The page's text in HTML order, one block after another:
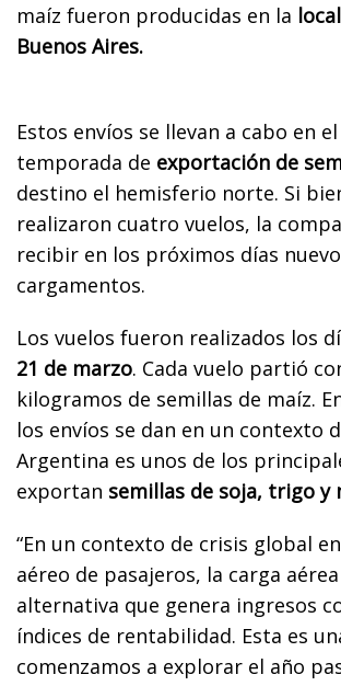
maíz fueron producidas en la
Buenos Aires.
Estos envíos se llevan a cabo en
temporada de exportación de
destino el hemisferio norte. Si
realizaron cuatro vuelos, la
recibir en los próximos días
cargamentos.
Los vuelos fueron realizados los
21 de marzo. Cada vuelo partió
kilogramos de semillas de maíz.
los envíos se dan en un contexto
Argentina es unos de los
exportan semillas de soja, trigo y
“En un contexto de crisis global
aéreo de pasajeros, la carga
alternativa que genera ingresos
índices de rentabilidad. Esta es
comenzamos a explorar el año